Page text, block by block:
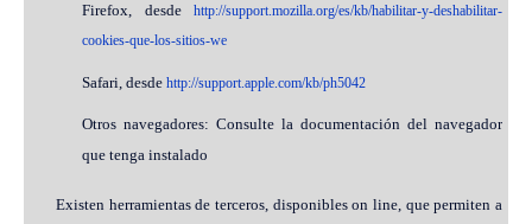
Firefox, desde http://support.mozilla.org/es/kb/habilitar-y-deshabilitar-
cookies-que-los-sitios-we
Safari, desde http://support.apple.com/kb/ph5042
Otros navegadores: Consulte la documentación del navegador
que tenga instalado
Existen herramientas de terceros, disponibles on line, que permiten a